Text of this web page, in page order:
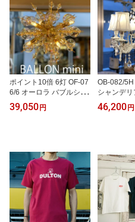
トン
ポイント10倍 6灯 OF-07
6/6 オーロラ バブルシャ
ンデリア ballon ペンダン
ト 照明 バブルシャンデ
シャボン玉 ガラス バロ
ンミニ デザイナーズ照明
オーブ バブル エステ 照
明 LED オーブ
39,050 円
OB-082/
シャンデリ
ク シャン
具 キッチ
46,200 円